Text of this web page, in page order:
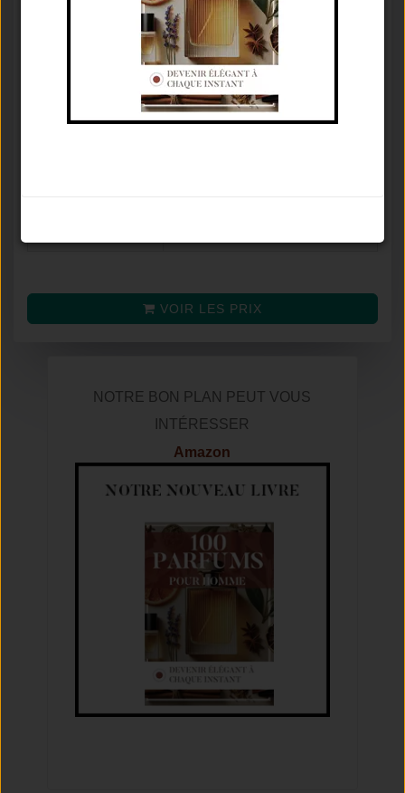
GUCCI
Eau De Toilette♂
Boisé Aromatique
Tenue / Sillage /
De 3 À 6 Heures / Moyen /
VOIR LES PRIX
NOTRE BON PLAN PEUT VOUS
INTÉRESSER
Amazon